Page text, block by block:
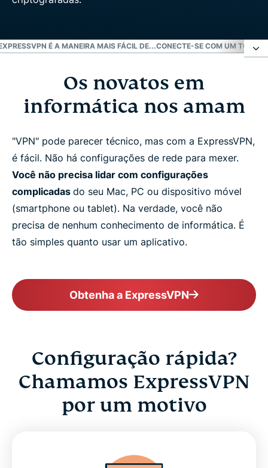
É A MANEIRA MAIS FÁCIL DE...CONECTE-SE COM UM TOQUE
Os novatos em informática nos amam
Configuração rápida? Chamamos ExpressVPN por
ExpressVPN é a maneira mais fácil de...
Conecte-se com um toque com nossos aplicativos
Mais do que apenas a VPN mais fácil
Saiba mais sobre o uso de uma VPN
Os novatos em
informática nos amam
"VPN" pode parecer técnico, mas com a ExpressVPN,
é fácil. Não há configurações de rede para mexer.
Você não precisa lidar com configurações
complicadas do seu Mac, PC ou dispositivo móvel
(smartphone ou tablet). Na verdade, você não
precisa de nenhum conhecimento de informática. É
tão simples quanto usar um aplicativo.
Obtenha a ExpressVPN
Configuração rápida?
Chamamos ExpressVPN
por um motivo